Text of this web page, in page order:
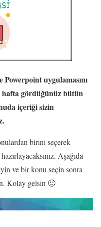
uygulamasını
hafta gördüğünüz bütün
içeriği sizin
birini seçerek
Aşağıda
ve bir konu seçin sonra
Kolay gelsin 🙂